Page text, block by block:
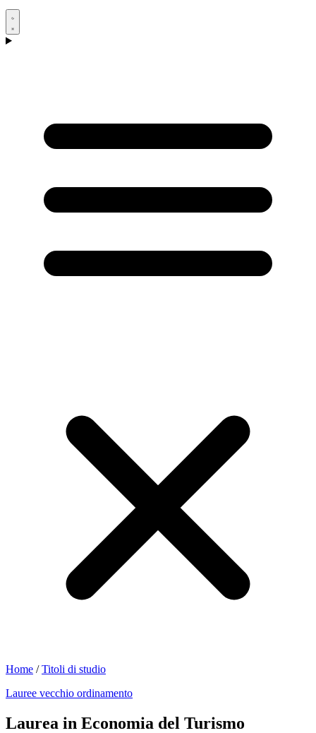
Home /Titoli di studio
Lauree vecchio ordinamento
Laurea in Economia del Turismo